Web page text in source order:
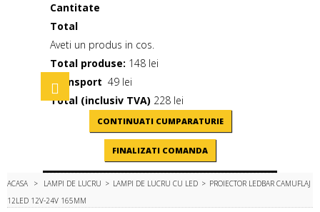
Cantitate
Total
Aveti un produs in cos.
Total produse: 148 lei
Transport 49 lei
Total (inclusiv TVA) 228 lei
CONTINUATI CUMPARATURIE
FINALIZATI COMANDA
Toggle
navigation
ACASA > LAMPI DE LUCRU > LAMPI DE LUCRU CU LED > PROIECTOR LEDBAR CAMUFLAJ
12LED 12V-24V 165MM